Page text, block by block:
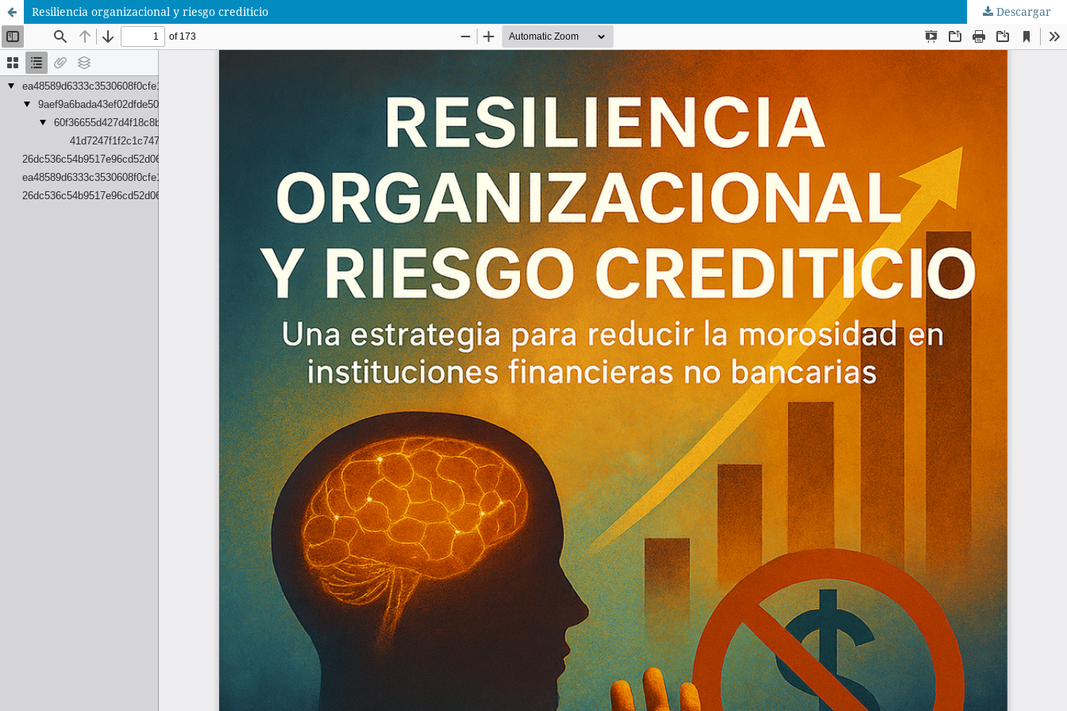
Resiliencia organizacional y riesgo crediticio Descargar